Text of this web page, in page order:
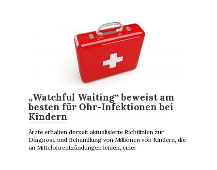
„Watchful Waiting“ beweist am
besten für Ohr-Infektionen bei
Kindern
Ärzte erhalten derzeit aktualisierte Richtlinien zur
Diagnose und Behandlung von Millionen von Kindern, die
an Mittelohrentzündungen leiden, einer